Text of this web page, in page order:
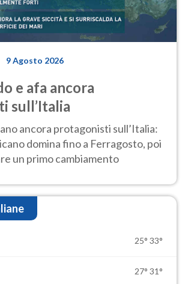
9 Agosto 2026
e afa ancora
sull’Italia
ancora protagonisti sull’Italia:
domina fino a Ferragosto, poi
un primo cambiamento
25° 33°
27° 31°